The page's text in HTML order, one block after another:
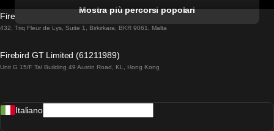
Treni Da Lisbona A Lagos
Treni Da Lisbona A Madrid
Mostra più percorsi popolari
Firebird GT Limited (OC 1451)
432, Triq Fleur de Lys, Suite 1, Birkirkara, BKR 9061, Malta
Firebird GT Limited (61211989)
Unit G 15/F Tal Building 49 Austin Road, KL, Hong Kong
Italiano